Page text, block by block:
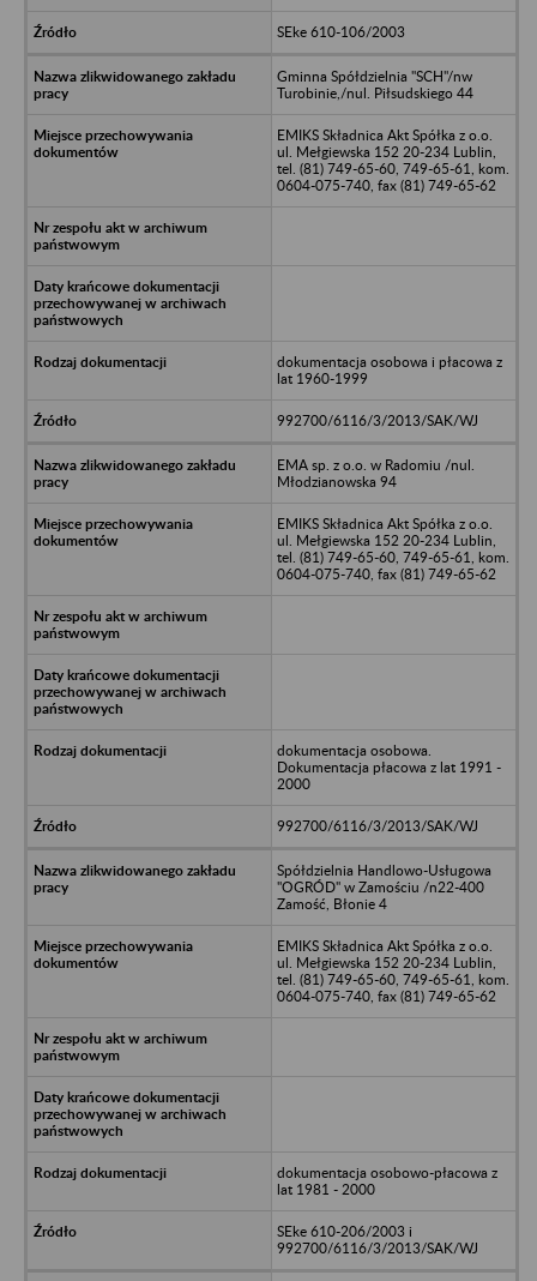
SEke 610-106/2003
Gminna Spółdzielnia "SCH"/nw
Turobinie,/nul. Piłsudskiego 44
EMIKS Składnica Akt Spółka z o.o.
ul. Mełgiewska 152 20-234 Lublin,
tel. (81) 749-65-60, 749-65-61, kom.
0604-075-740, fax (81) 749-65-62
dokumentacja osobowa i płacowa z
lat 1960-1999
992700/6116/3/2013/SAK/WJ
EMA sp. z o.o. w Radomiu /nul.
Młodzianowska 94
EMIKS Składnica Akt Spółka z o.o.
ul. Mełgiewska 152 20-234 Lublin,
tel. (81) 749-65-60, 749-65-61, kom.
0604-075-740, fax (81) 749-65-62
dokumentacja osobowa.
Dokumentacja płacowa z lat 1991 -
2000
992700/6116/3/2013/SAK/WJ
Spółdzielnia Handlowo-Usługowa
"OGRÓD" w Zamościu /n22-400
Zamość, Błonie 4
EMIKS Składnica Akt Spółka z o.o.
ul. Mełgiewska 152 20-234 Lublin,
tel. (81) 749-65-60, 749-65-61, kom.
0604-075-740, fax (81) 749-65-62
dokumentacja osobowo-płacowa z
lat 1981 - 2000
SEke 610-206/2003 i
992700/6116/3/2013/SAK/WJ